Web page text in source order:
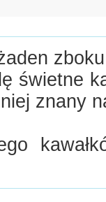
świetne
znany